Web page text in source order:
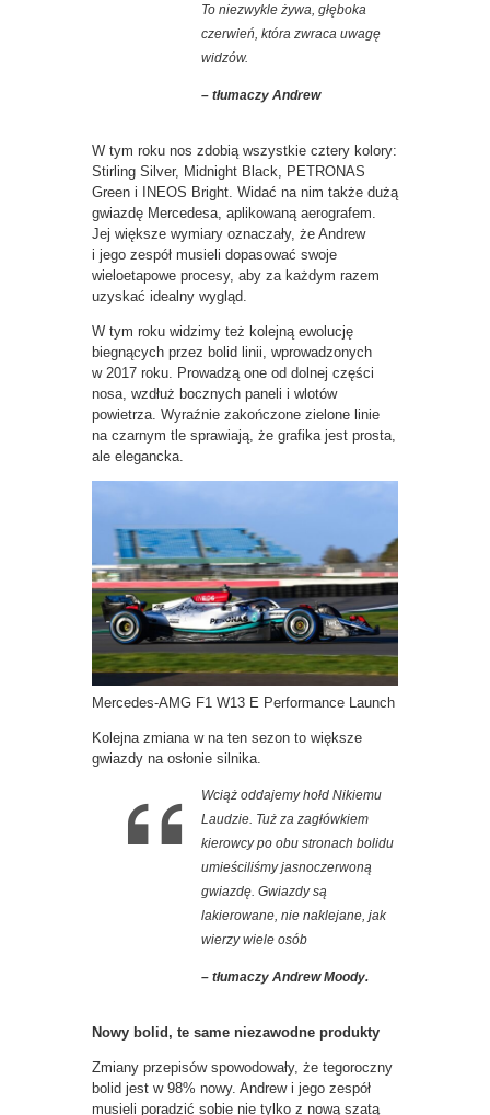
To niezwykle żywa, głęboka
czerwień, która zwraca uwagę
widzów.
– tłumaczy Andrew
W tym roku nos zdobią wszystkie cztery kolory:
Stirling Silver, Midnight Black, PETRONAS
Green i INEOS Bright. Widać na nim także dużą
gwiazdę Mercedesa, aplikowaną aerografem.
Jej większe wymiary oznaczały, że Andrew
i jego zespół musieli dopasować swoje
wieloetapowe procesy, aby za każdym razem
uzyskać idealny wygląd.
W tym roku widzimy też kolejną ewolucję
biegnących przez bolid linii, wprowadzonych
w 2017 roku. Prowadzą one od dolnej części
nosa, wzdłuż bocznych paneli i wlotów
powietrza. Wyraźnie zakończone zielone linie
na czarnym tle sprawiają, że grafika jest prosta,
ale elegancka.
Mercedes-AMG F1 W13 E Performance Launch
Kolejna zmiana w na ten sezon to większe
gwiazdy na osłonie silnika.
Wciąż oddajemy hołd Nikiemu
Laudzie. Tuż za zagłówkiem
kierowcy po obu stronach bolidu
umieściliśmy jasnoczerwoną
gwiazdę. Gwiazdy są
lakierowane, nie naklejane, jak
wierzy wiele osób
– tłumaczy Andrew Moody.
Nowy bolid, te same niezawodne produkty
Zmiany przepisów spowodowały, że tegoroczny
bolid jest w 98% nowy. Andrew i jego zespół
musieli poradzić sobie nie tylko z nową szatą